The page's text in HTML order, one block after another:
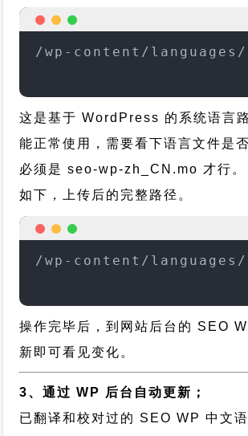
/wp-content/languages/
这是基于 WordPress 的系统语言
能正常使用，需要看下语言文件是
必须是 seo-wp-zh_CN.mo 才行。
如下，上传后的完整路径。
/wp-content/languages/
操作完毕后，到网站后台的 SEO
新即可看见变化。
3、通过 WP 后台自动更新；
已翻译和校对过的 SEO WP 中文